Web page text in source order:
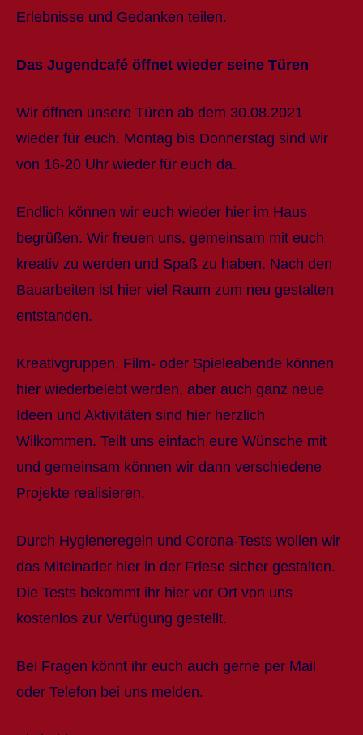
Erlebnisse und Gedanken teilen.
Das Jugendcafé öffnet wieder seine Türen
Wir öffnen unsere Türen ab dem 30.08.2021
wieder für euch. Montag bis Donnerstag sind wir
von 16-20 Uhr wieder für euch da.
Endlich können wir euch wieder hier im Haus
begrüßen. Wir freuen uns, gemeinsam mit euch
kreativ zu werden und Spaß zu haben. Nach den
Bauarbeiten ist hier viel Raum zum neu gestalten
entstanden.
Kreativgruppen, Film- oder Spieleabende können
hier wiederbelebt werden, aber auch ganz neue
Ideen und Aktivitäten sind hier herzlich
Wilkommen. Teilt uns einfach eure Wünsche mit
und gemeinsam können wir dann verschiedene
Projekte realisieren.
Durch Hygieneregeln und Corona-Tests wollen wir
das Miteinader hier in der Friese sicher gestalten.
Die Tests bekommt ihr hier vor Ort von uns
kostenlos zur Verfügung gestellt.
Bei Fragen könnt ihr euch auch gerne per Mail
oder Telefon bei uns melden.